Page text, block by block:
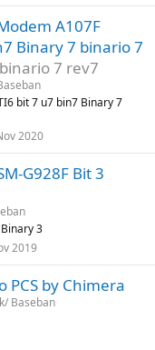
A107F
Binary 7 binario 7
7 rev7
bit 7 u7 bin7 Binary 7
2020
G928F Bit 3
3
2019
PCS by Chimera
Baseban